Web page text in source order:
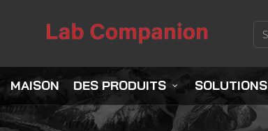
MAISON DES PRODUITS SOLUTIONS